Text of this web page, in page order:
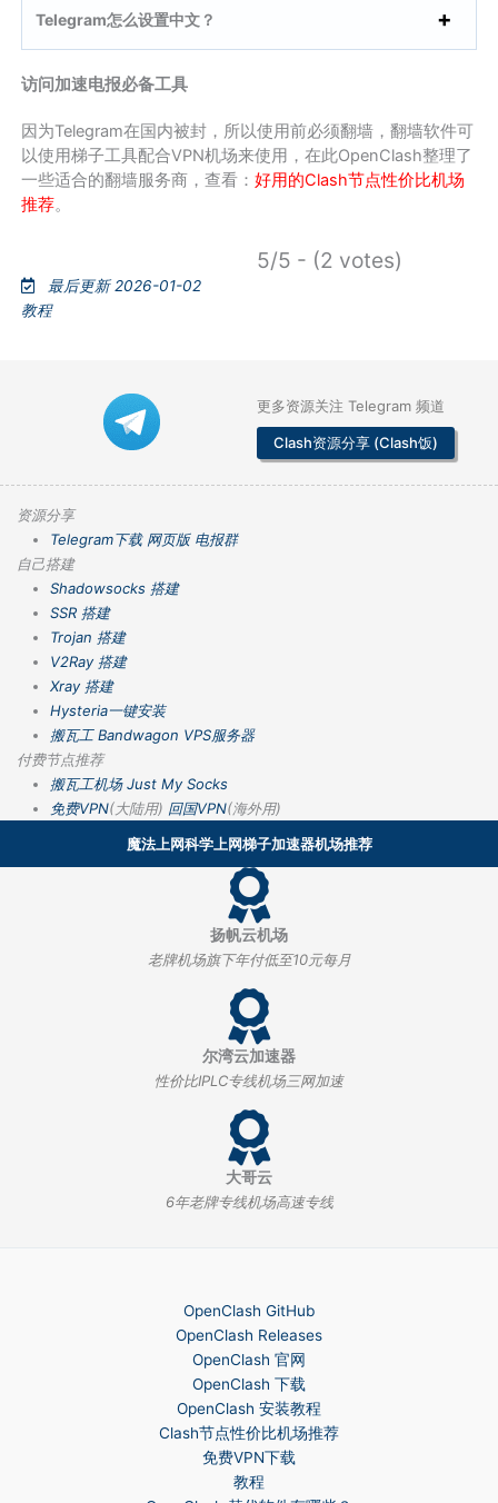
Telegram怎么设置中文？
访问加速电报必备工具
因为Telegram在国内被封，所以使用前必须翻墙，翻墙软件可
以使用梯子工具配合VPN机场来使用，在此OpenClash整理了
一些适合的翻墙服务商，查看：好用的Clash节点性价比机场
推荐。
5/5 - (2 votes)
最后更新 2026-01-02
教程
更多资源关注 Telegram 频道
Clash资源分享 (Clash饭)
资源分享
Telegram下载 网页版 电报群
自己搭建
Shadowsocks 搭建
SSR 搭建
Trojan 搭建
V2Ray 搭建
Xray 搭建
Hysteria一键安装
搬瓦工 Bandwagon VPS服务器
付费节点推荐
搬瓦工机场 Just My Socks
免费VPN(大陆用) 回国VPN(海外用)
魔法上网科学上网梯子加速器机场推荐
扬帆云机场
老牌机场旗下年付低至10元每月
尔湾云加速器
性价比IPLC专线机场三网加速
大哥云
6年老牌专线机场高速专线
OpenClash GitHub
OpenClash Releases
OpenClash 官网
OpenClash 下载
OpenClash 安装教程
Clash节点性价比机场推荐
免费VPN下载
教程